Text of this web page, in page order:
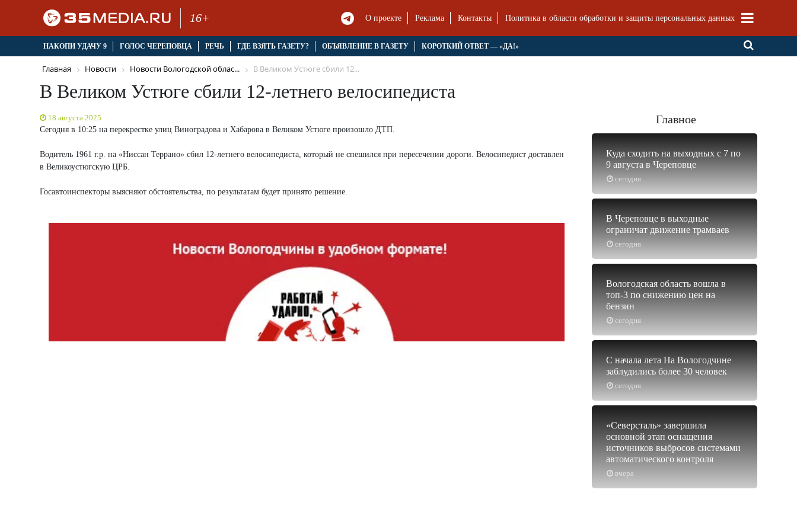
16+ О проекте Реклама Контакты Политика в области обработки и защиты персональных данных
НАКОПИ УДАЧУ 9 ГОЛОС ЧЕРЕПОВЦА РЕЧЬ ГДЕ ВЗЯТЬ ГАЗЕТУ? ОБЪЯВЛЕНИЕ В ГАЗЕТУ КОРОТКИЙ ОТВЕТ — «ДА!»
Главная Новости Новости Вологодской облас... В Великом Устюге сбили 12...
В Великом Устюге сбили 12-летнего велосипедиста
18 августа 2025
Сегодня в 10:25 на перекрестке улиц Виноградова и Хабарова в Великом Устюге произошло ДТП.
Водитель 1961 г.р. на «Ниссан Террано» сбил 12-летнего велосипедиста, который не спешился при пересечении дороги. Велосипедист доставлен
в Великоустюгскую ЦРБ.
Госавтоинспекторы выясняют обстоятельства, по результатам будет принято решение.
Главное
сегодня
Куда сходить на выходных с 7 по
9 августа в Череповце
сегодня
В Череповце в выходные
ограничат движение трамваев
сегодня
Вологодская область вошла в
топ-3 по снижению цен на
бензин
сегодня
С начала лета На Вологодчине
заблудились более 30 человек
вчера
«Северсталь» завершила
основной этап оснащения
источников выбросов системами
автоматического контроля